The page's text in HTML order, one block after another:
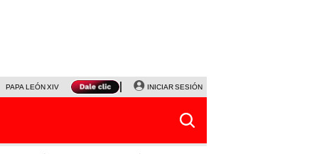
PAPA LEÓN XIV NALDY SALDAÑA LA BELLA LUZ
INICIAR SESIÓN